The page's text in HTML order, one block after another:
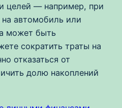
целей — например, при
автомобиль или
может быть
сократить траты на
отказаться от
долю накоплений